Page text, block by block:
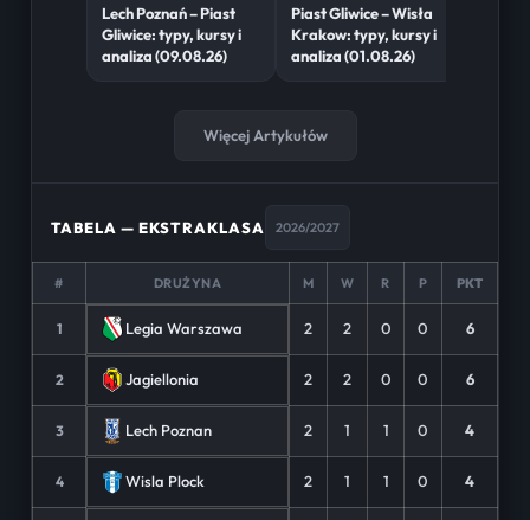
Lech Poznań – Piast
Gliwice: typy, kursy i
analiza (09.08.26)
Piast Gliwice – Wisła
Krakow: typy, kursy i
analiza (01.08.26)
Więcej Artykułów
TABELA — EKSTRAKLASA 2026/2027
# DRUŻYNA M W R P PKT
1 Legia Warszawa 2 2 0 0 6
2 Jagiellonia 2 2 0 0 6
3 Lech Poznan 2 1 1 0 4
4 Wisla Plock 2 1 1 0 4